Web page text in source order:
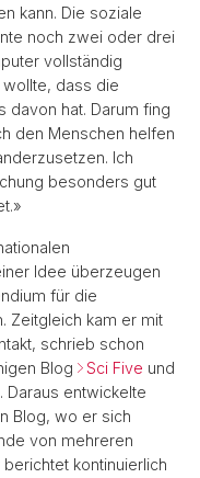
kann. Die soziale
noch zwei oder drei
vollständig
dass die
davon hat. Darum fing
den Menschen helfen
Ich
besonders gut
Idee überzeugen
für die
Zeitgleich kam er mit
schrieb schon
Blog
Sci Five und
Daraus entwickelte
Blog, wo er sich
von mehreren
kontinuierlich